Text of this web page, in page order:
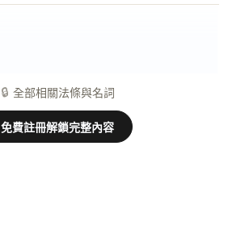
🔒 全部相關法條與名詞
免費註冊解鎖完整內容